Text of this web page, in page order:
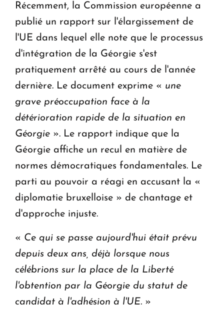
Récemment, la Commission européenne a
publié un rapport sur l'élargissement de
l'UE dans lequel elle note que le processus
d'intégration de la Géorgie s'est
pratiquement arrêté au cours de l'année
dernière. Le document exprime « une
grave préoccupation face à la
détérioration rapide de la situation en
Géorgie ». Le rapport indique que la
Géorgie affiche un recul en matière de
normes démocratiques fondamentales. Le
parti au pouvoir a réagi en accusant la «
diplomatie bruxelloise » de chantage et
d'approche injuste.
« Ce qui se passe aujourd'hui était prévu
depuis deux ans, déjà lorsque nous
célébrions sur la place de la Liberté
l'obtention par la Géorgie du statut de
candidat à l'adhésion à l'UE. »